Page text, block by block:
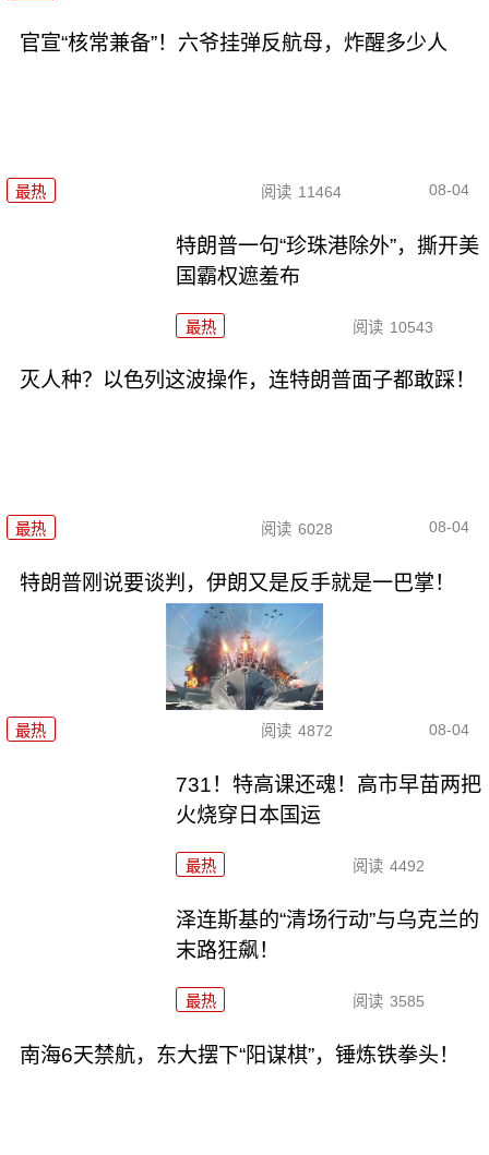
官宣“核常兼备”！六爷挂弹反航母，炸醒多少人
最热 阅读 11464 08-04
特朗普一句“珍珠港除外”，撕开美
国霸权遮羞布
最热 阅读 10543
灭人种？以色列这波操作，连特朗普面子都敢踩！
最热 阅读 6028 08-04
特朗普刚说要谈判，伊朗又是反手就是一巴掌！
最热 阅读 4872 08-04
731！特高课还魂！高市早苗两把
火烧穿日本国运
最热 阅读 4492
泽连斯基的“清场行动”与乌克兰的
末路狂飙！
最热 阅读 3585
南海6天禁航，东大摆下“阳谋棋”，锤炼铁拳头！